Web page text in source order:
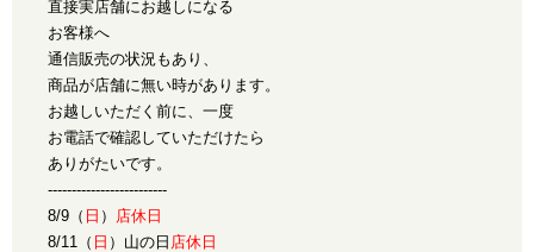
直接実店舗にお越しになる
お客様へ
通信販売の状況もあり、
商品が店舗に無い時があります。
お越しいただく前に、一度
お電話で確認していただけたら
ありがたいです。
-------------------------
8/9（ 日 ）
店休日
8/11（ 日 ）山の日 店休日